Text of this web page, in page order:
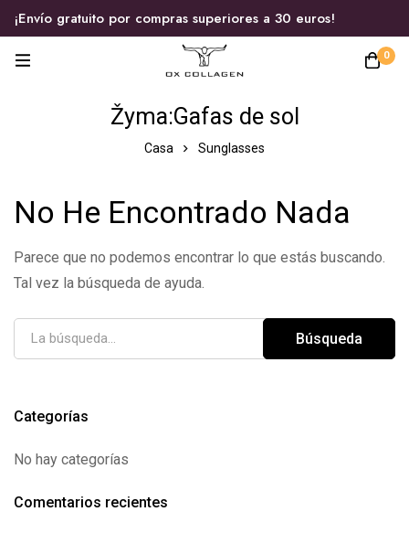
¡Envío gratuito por compras superiores a 30 euros!
0
Žyma:Gafas de sol
Casa Sunglasses
No He Encontrado Nada
Parece que no podemos encontrar lo que estás buscando.
Tal vez la búsqueda de ayuda.
Búsqueda
Categorías
No hay categorías
Comentarios recientes